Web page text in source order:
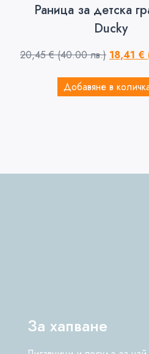
Раница за детска
Ducky
20,45€ (40.00 лв.) 18,41 €
Добавяне в
За хапване